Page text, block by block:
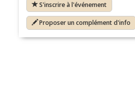
S'inscrire à l'événement
Proposer un complément d'info